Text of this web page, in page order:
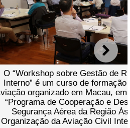
de Riscos do Pessoal
formação de segurança da
em cooperação com o
e Desenvolvimento da
Região Ásia-Pacífico” da
Civil Internacional (ICAO).